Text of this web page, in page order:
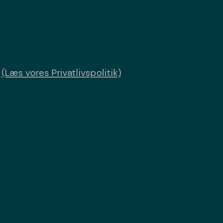
(Læs vores Privatlivspolitik)